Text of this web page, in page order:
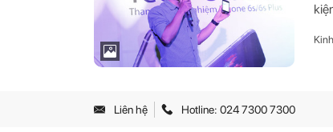
Liên hệ Hotline: 024 7300 7300